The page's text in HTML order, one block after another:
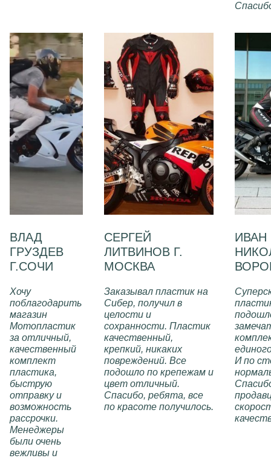
ВЛАД
ГРУЗДЕВ
Г.СОЧИ
Хочу
поблагодарить
магазин
Мотопластик
за отличный,
качественный
комплект
пластика,
быструю
отправку и
возможность
рассрочки.
Менеджеры
были очень
вежливы и
СЕРГЕЙ
ЛИТВИНОВ Г.
МОСКВА
Заказывал пластик на
Сибер, получил в
целости и
сохранности. Пластик
качественный,
крепкий, никаких
повреждений. Все
подошло по крепежам и
цвет отличный.
Спасибо, ребята, все
по красоте получилось.
ИВАН
И по